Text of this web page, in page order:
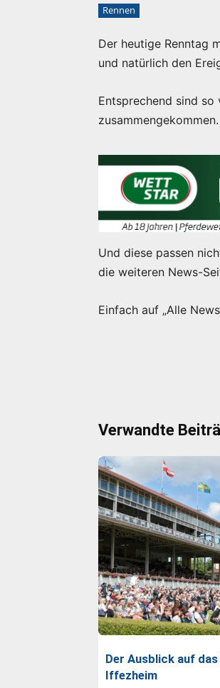
Rennen
Der heutige Renntag
und natürlich den
Entsprechend sind so
zusammengekommen.
Und diese passen
die weiteren News-
Einfach auf „Alle
Verwandte
Der Ausblick auf das
Iffezheim